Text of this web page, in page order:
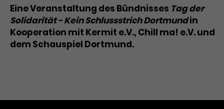
Zweck
pro Minute an Google Analytics
gesendet. Solange es gesetzt ist,
werden bestimmte
Datenübertragungen
unterbunden.
Name IDE
Eine Veranstaltung des Bündnisses Tag der
Solidarität - Kein Schlussstrich Dortmundin
Kooperation mit Kermit e.V., Chill ma! e.V. und
dem Schauspiel Dortmund.